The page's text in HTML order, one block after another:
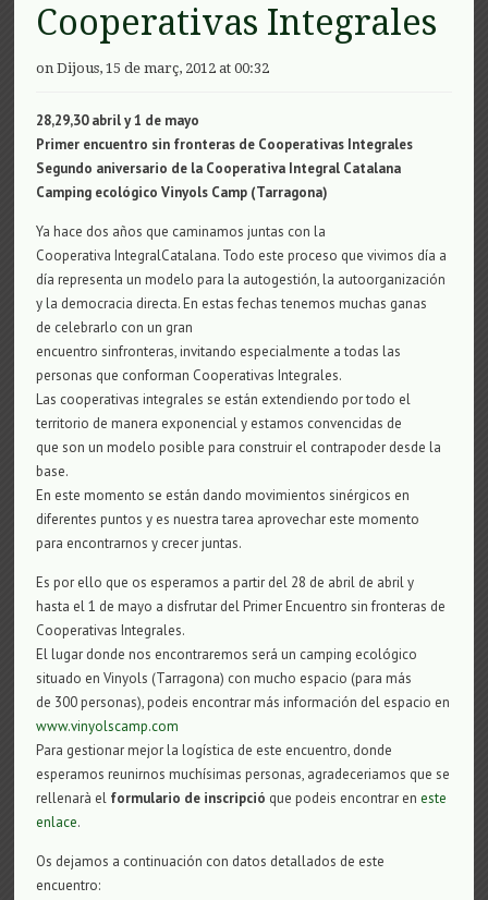
Cooperativas Integrales
on Dijous, 15 de març, 2012 at 00:32
28,29,30 abril y 1 de mayo
Primer encuentro sin fronteras de Cooperativas Integrales
Segundo aniversario de la Cooperativa Integral Catalana
Camping ecológico Vinyols Camp (Tarragona)
Ya hace dos años que caminamos juntas con la
Cooperativa IntegralCatalana. Todo este proceso que vivimos día a
día representa un modelo para la autogestión, la autoorganización
y la democracia directa. En estas fechas tenemos muchas ganas
de celebrarlo con un gran
encuentro sinfronteras, invitando especialmente a todas las
personas que conforman Cooperativas Integrales.
Las cooperativas integrales se están extendiendo por todo el
territorio de manera exponencial y estamos convencidas de
que son un modelo posible para construir el contrapoder desde la
base.
En este momento se están dando movimientos sinérgicos en
diferentes puntos y es nuestra tarea aprovechar este momento
para encontrarnos y crecer juntas.
Es por ello que os esperamos a partir del 28 de abril de abril y
hasta el 1 de mayo a disfrutar del Primer Encuentro sin fronteras de
Cooperativas Integrales.
El lugar donde nos encontraremos será un camping ecológico
situado en Vinyols (Tarragona) con mucho espacio (para más
de 300 personas), podeis encontrar más información del espacio en
www.vinyolscamp.com
Para gestionar mejor la logística de este encuentro, donde
esperamos reunirnos muchísimas personas, agradeceriamos que se
rellenarà el formulario de inscripció que podeis encontrar eneste
enlace.
Os dejamos a continuación con datos detallados de este
encuentro: